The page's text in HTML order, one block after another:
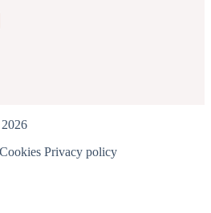
Cookies Privacy policy